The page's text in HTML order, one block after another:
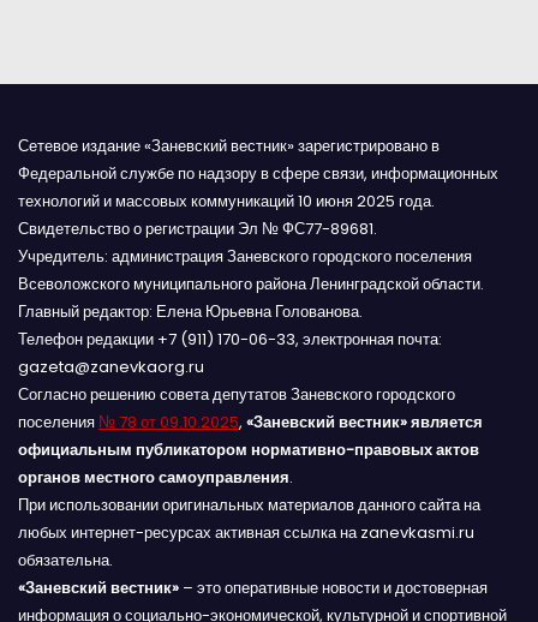
м
Сетевое издание «Заневский вестник» зарегистрировано в
Федеральной службе по надзору в сфере связи, информационных
технологий и массовых коммуникаций 10 июня 2025 года.
Свидетельство о регистрации Эл № ФС77-89681.
Учредитель: администрация Заневского городского поселения
Всеволожского муниципального района Ленинградской области.
Главный редактор: Елена Юрьевна Голованова.
Телефон редакции +7 (911) 170-06-33, электронная почта:
gazeta@zanevkaorg.ru
Согласно решению совета депутатов Заневского городского
поселения № 78 от 09.10.2025, «Заневский вестник» является
официальным публикатором нормативно-правовых актов
органов местного самоуправления.
При использовании оригинальных материалов данного сайта на
любых интернет-ресурсах активная ссылка на zanevkasmi.ru
обязательна.
«Заневский вестник» – это оперативные новости и достоверная
информация о социально-экономической, культурной и спортивной